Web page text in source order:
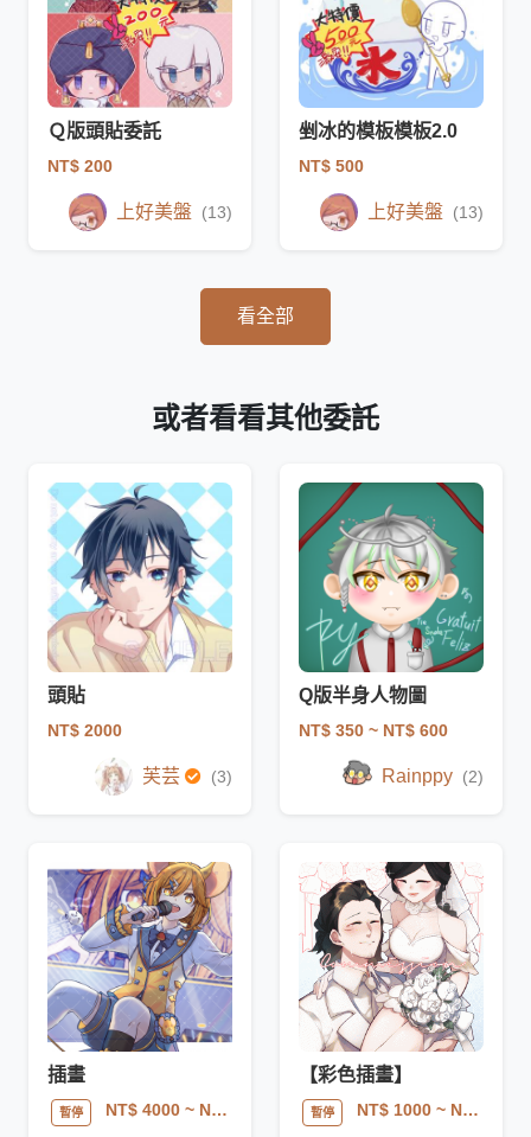
Ｑ版頭貼委託
NT$ 200
上好美盤 (13)
剉冰的模板模板2.0
NT$ 500
上好美盤 (13)
看全部
或者看看其他委託
頭貼
NT$ 2000
芙芸 (3)
Q版半身人物圖
NT$ 350 ~ NT$ 600
Rainppy (2)
插畫
暫停 NT$ 4000~ NT$ 10000
【彩色插畫】
暫停 NT$ 1000~ NT$ 2900